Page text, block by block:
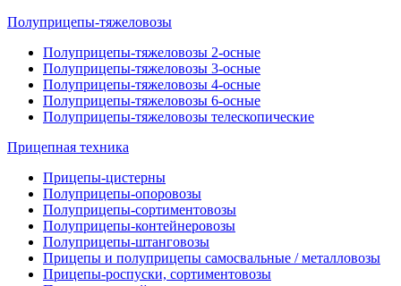
Полуприцепы-тяжеловозы
Полуприцепы-тяжеловозы 2-осные
Полуприцепы-тяжеловозы 3-осные
Полуприцепы-тяжеловозы 4-осные
Полуприцепы-тяжеловозы 6-осные
Полуприцепы-тяжеловозы телескопические
Прицепная техника
Прицепы-цистерны
Полуприцепы-опоровозы
Полуприцепы-сортиментовозы
Полуприцепы-контейнеровозы
Полуприцепы-штанговозы
Прицепы и полуприцепы самосвальные / металловозы
Прицепы-роспуски, сортиментовозы